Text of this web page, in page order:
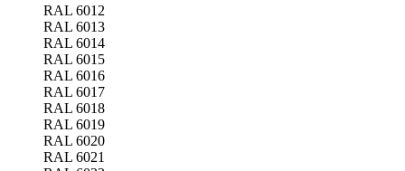
RAL 6012
RAL 6013
RAL 6014
RAL 6015
RAL 6016
RAL 6017
RAL 6018
RAL 6019
RAL 6020
RAL 6021